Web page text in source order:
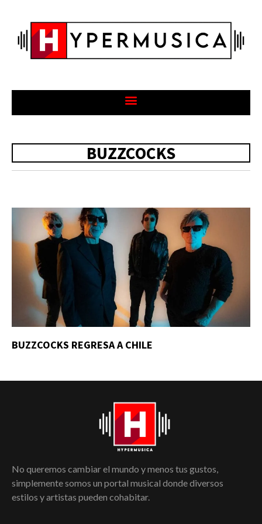
BUZZCOCKS
BUZZCOCKS REGRESA A CHILE
No queremos cambiar el mundo y menos tus gustos,
simplemente somos un portal musical donde diversos
estilos y artistas pueden cohabitar.